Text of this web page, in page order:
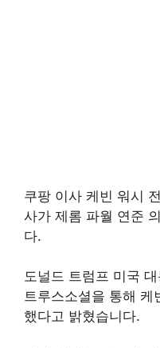
쿠팡 이사 케빈 워시
사가 제롬 파월 연준
다.
도널드 트럼프 미국
트루스소셜을 통해 케
했다고 밝혔습니다.